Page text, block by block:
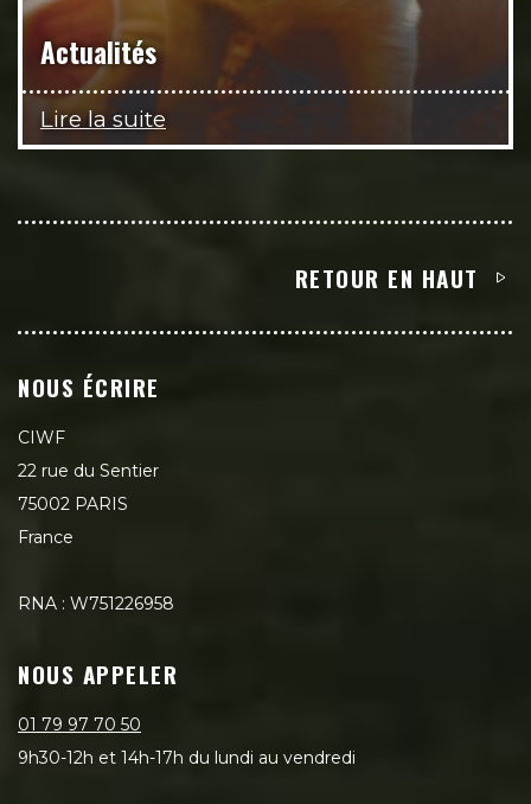
Actualités
Lire la suite
RETOUR EN HAUT
NOUS ÉCRIRE
CIWF
22 rue du Sentier
75002 PARIS
France
RNA : W751226958
NOUS APPELER
01 79 97 70 50
9h30-12h et 14h-17h du lundi au vendredi